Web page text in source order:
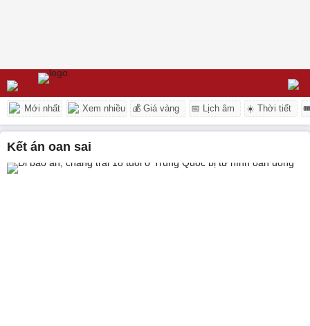
Mới nhất Xem nhiều 💰 Giá vàng 📅 Lịch âm ☀️ Thời tiết
Kết án oan sai